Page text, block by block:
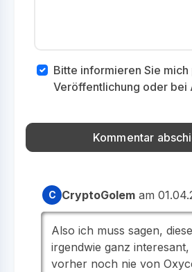
Bitte informieren Sie mich
Veröffentlichung oder bei
C CryptoGolem am
Also ich muss sagen,
irgendwie ganz
vorher noch nie von